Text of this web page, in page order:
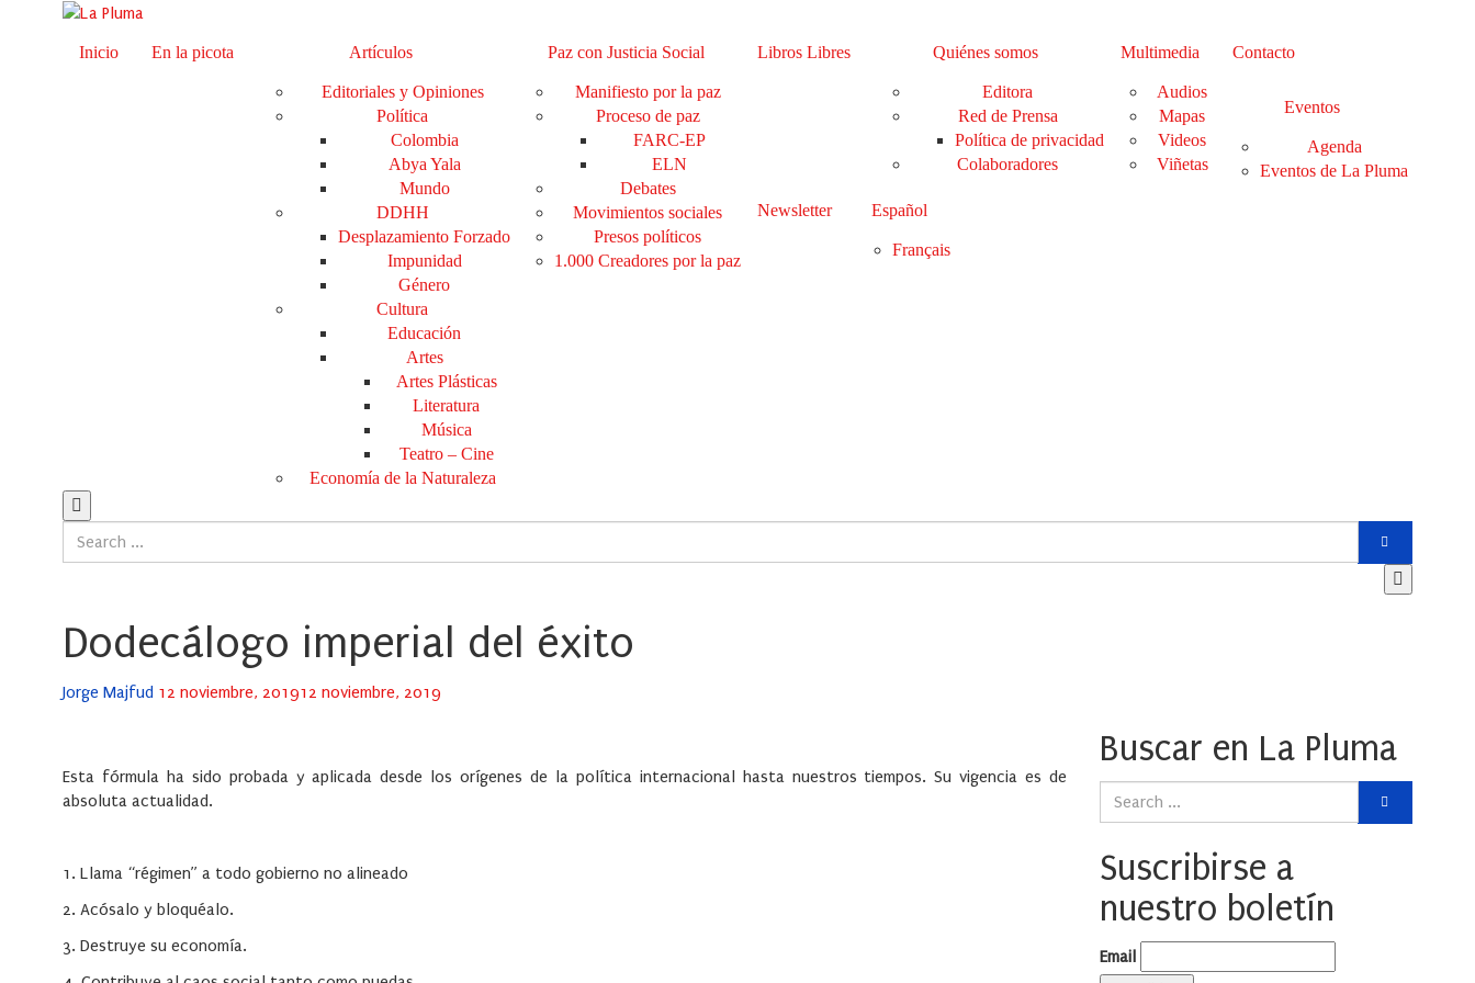
Inicio En la picota Artículos
Editoriales y Opiniones
Política
Colombia
Abya Yala
Mundo
DDHH
Desplazamiento Forzado
Impunidad
Género
Cultura
Educación
Artes
Artes Plásticas
Literatura
Música
Teatro – Cine
Economía de la Naturaleza
Paz con Justicia Social
Manifiesto por la paz
Proceso de paz
FARC-EP
ELN
Debates
Movimientos sociales
Presos políticos
1.000 Creadores por la paz
Libros Libres Quiénes somos
Editora
Red de Prensa
Política de privacidad
Colaboradores
Multimedia
Audios
Mapas
Videos
Viñetas
Contacto
Eventos
Agenda
Eventos de La Pluma
Newsletter Español
Français
Dodecálogo imperial del éxito
Jorge Majfud Posted
12 noviembre, 201912 noviembre, 2019
Esta fórmula ha sido probada y aplicada desde los orígenes de la política internacional hasta nuestros tiempos. Su vigencia es de
absoluta actualidad.
1. Llama “régimen” a todo gobierno no alineado
2. Acósalo y bloquéalo.
3. Destruye su economía.
Buscar en La Pluma
Suscribirse a
nuestro boletín
Email